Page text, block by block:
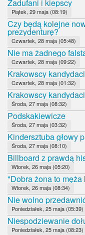
Zadufani i kiepscy
Piątek, 29 maja (08:19)
Czy będą kolejne
prezydenturę?
Czwartek, 28 maja (05:48)
Nie ma żadnego
Czwartek, 28 maja (09:22)
Krakowscy kandydaci
Czwartek, 28 maja (01:32)
Krakowscy kandydaci
Środa, 27 maja (08:32)
Podskakiewicze
Środa, 27 maja (03:32)
Kindersztuba głowy
Środa, 27 maja (08:10)
Billboard z prawdą
Wtorek, 26 maja (05:20)
"Dobra żona to
Wtorek, 26 maja (08:34)
Nie wolno
Poniedziałek, 25 maja (05:39)
Niespodziewanie
Poniedziałek, 25 maja (08:23)